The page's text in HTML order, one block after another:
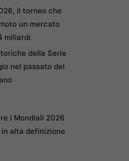
il torneo che
un mercato
miliardi
della Serie
nel passato del
i Mondiali 2026
alta definizione